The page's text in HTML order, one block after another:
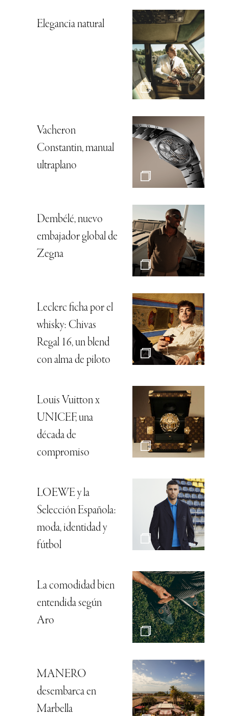
Elegancia natural
Vacheron
Constantin, manual
ultraplano
Dembélé, nuevo
embajador global de
Zegna
Leclerc ficha por el
whisky: Chivas
Regal 16, un blend
con alma de piloto
Louis Vuitton x
UNICEF, una
década de
compromiso
LOEWE y la
Selección Española:
moda, identidad y
fútbol
La comodidad bien
entendida según
Aro
MANERO
desembarca en
Marbella